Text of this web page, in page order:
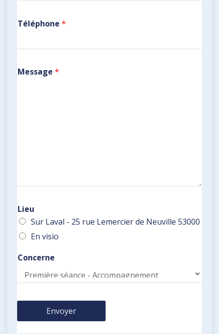
Téléphone *
Message *
Lieu
Sur Laval - 25 rue Lemercier de Neuville 53000
En visio
Concerne
Envoyer